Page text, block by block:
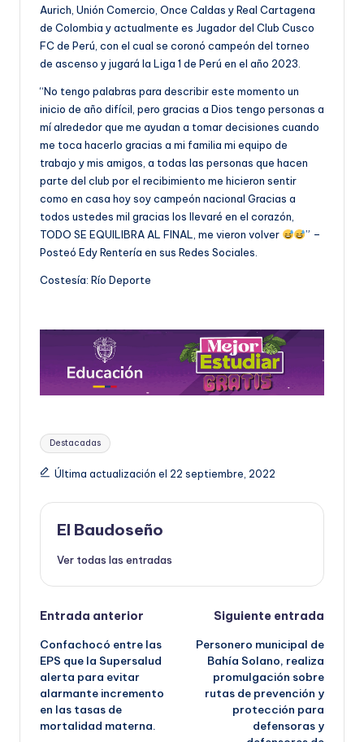
Aurich, Unión Comercio, Once Caldas y Real Cartagena
de Colombia y actualmente es Jugador del Club Cusco
FC de Perú, con el cual se coronó campeón del torneo
de ascenso y jugará la Liga 1 de Perú en el año 2023.
“No tengo palabras para describir este momento un
inicio de año difícil, pero gracias a Dios tengo personas a
mí alrededor que me ayudan a tomar decisiones cuando
me toca hacerlo gracias a mi familia mi equipo de
trabajo y mis amigos, a todas las personas que hacen
parte del club por el recibimiento me hicieron sentir
como en casa hoy soy campeón nacional Gracias a
todos ustedes mil gracias los llevaré en el corazón,
TODO SE EQUILIBRA AL FINAL, me vieron volver
” –
Posteó Edy Rentería en sus Redes Sociales.
Costesía: Río Deporte
Etiquetas:
Destacadas
Última actualización el 22 septiembre, 2022
El Baudoseño
Ver todas las entradas
Navegación
de
entradas
Entrada anterior
Confachocó entre las
EPS que la Supersalud
alerta para evitar
alarmante incremento
en las tasas de
mortalidad materna.
Siguiente entrada
Personero municipal de
Bahía Solano, realiza
promulgación sobre
rutas de prevención y
protección para
defensoras y